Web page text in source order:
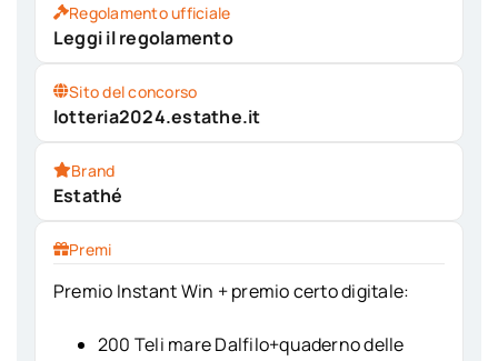
Regolamento ufficiale
Leggi il regolamento
Sito del concorso
lotteria2024.estathe.it
Brand
Estathé
Premi
Premio Instant Win + premio certo digitale:
200 Teli mare Dalfilo+quaderno delle